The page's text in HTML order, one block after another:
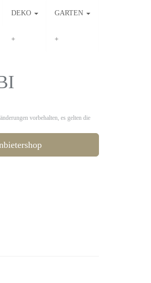
DEKO GARTEN
vorbehalten, es gelten die